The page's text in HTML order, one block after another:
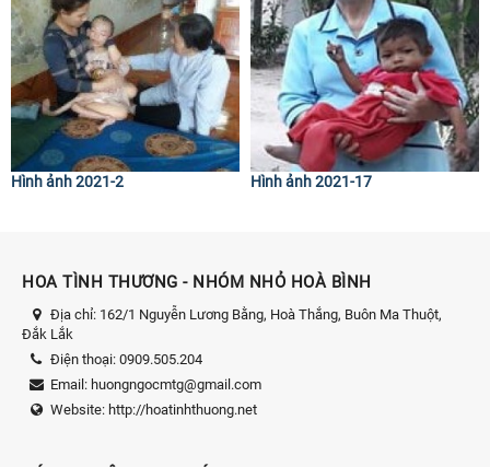
Hình ảnh 2021-2 Hình ảnh 2021-17
HOA TÌNH THƯƠNG - NHÓM NHỎ HOÀ BÌNH
Địa chỉ: 162/1 Nguyễn Lương Bằng, Hoà Thắng, Buôn Ma Thuột,
Đắk Lắk
Điện thoại: 0909.505.204
Email: huongngocmtg@gmail.com
Website: http://hoatinhthuong.net